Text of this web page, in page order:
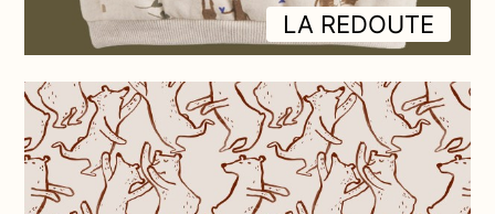
LA REDOUTE